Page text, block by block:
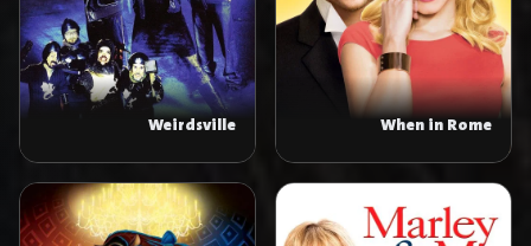
When in Rome
Weirdsville